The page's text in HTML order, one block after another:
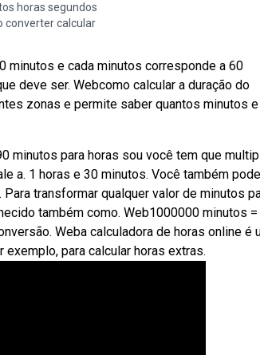
horas segundos
converter calcular
minutos e cada minutos corresponde a 60
deve ser. Webcomo calcular a duração do
zonas e permite saber quantos minutos e
minutos para horas sou você tem que
a. 1 horas e 30 minutos. Você também pode
transformar qualquer valor de minutos
também como. Web1000000 minutos =
Weba calculadora de horas online é
para calcular horas extras.